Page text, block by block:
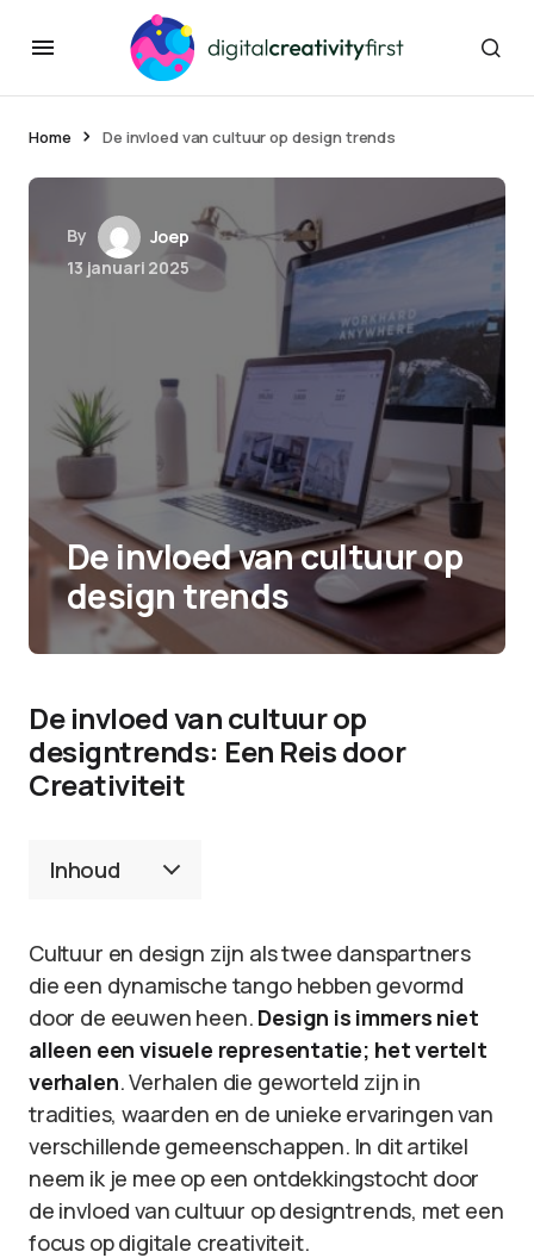
Home De invloed van cultuur op design trends
By
Joep
13 januari 2025
De invloed van cultuur op
design trends
De invloed van cultuur op
designtrends: Een Reis door
Creativiteit
Inhoud
Cultuur en design zijn als twee danspartners
die een dynamische tango hebben gevormd
door de eeuwen heen. Design is immers niet
alleen een visuele representatie; het vertelt
verhalen. Verhalen die geworteld zijn in
tradities, waarden en de unieke ervaringen van
verschillende gemeenschappen. In dit artikel
neem ik je mee op een ontdekkingstocht door
de invloed van cultuur op designtrends, met een
focus op digitale creativiteit.